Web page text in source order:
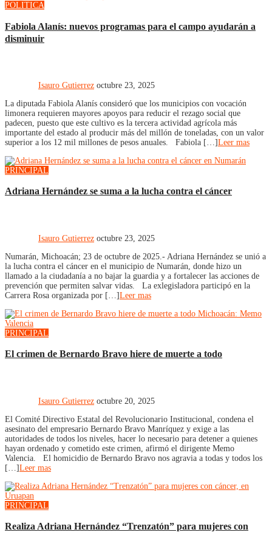
POLITICA
Fabiola Alanís: nuevos programas para el campo ayudarán a
disminuir
Isauro Gutierrez octubre 23, 2025
La diputada Fabiola Alanís consideró que los municipios con vocación
limonera requieren mayores apoyos para reducir el rezago social que
padecen, puesto que este cultivo es la tercera actividad agrícola más
importante del estado al producir más del millón de toneladas, con un valor
superior a los 12 mil millones de pesos anuales. Fabiola […]Leer mas
PRINCIPAL
Adriana Hernández se suma a la lucha contra el cáncer
Isauro Gutierrez octubre 23, 2025
Numarán, Michoacán; 23 de octubre de 2025.- Adriana Hernández se unió a
la lucha contra el cáncer en el municipio de Numarán, donde hizo un
llamado a la ciudadanía a no bajar la guardia y a fortalecer las acciones de
prevención que permiten salvar vidas. La exlegisladora participó en la
Carrera Rosa organizada por […]Leer mas
PRINCIPAL
El crimen de Bernardo Bravo hiere de muerte a todo
Isauro Gutierrez octubre 20, 2025
El Comité Directivo Estatal del Revolucionario Institucional, condena el
asesinato del empresario Bernardo Bravo Manríquez y exige a las
autoridades de todos los niveles, hacer lo necesario para detener a quienes
hayan ordenado y cometido este crimen, afirmó el dirigente Memo
Valencia. El homicidio de Bernardo Bravo nos agravia a todas y todos los
[…]Leer mas
PRINCIPAL
Realiza Adriana Hernández “Trenzatón” para mujeres con